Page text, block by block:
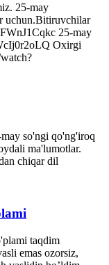
25-may
uchun.Bitiruvchilar
25-may
Oxirgi
so'ngi qo'ng'iroq
ma'lumotlar.
chiqar dil
taqdim
emas ozorsiz,